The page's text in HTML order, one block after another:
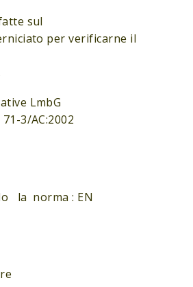
sul
per verificarne il
LmbG
3/AC:2002
la norma : EN